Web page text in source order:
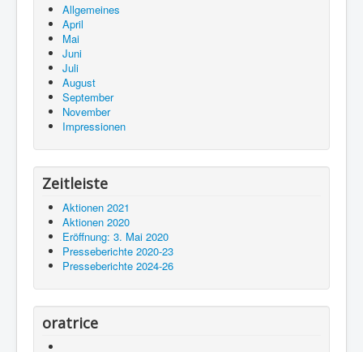
Allgemeines
April
Mai
Juni
Juli
August
September
November
Impressionen
Zeitleiste
Aktionen 2021
Aktionen 2020
Eröffnung: 3. Mai 2020
Presseberichte 2020-23
Presseberichte 2024-26
oratrice